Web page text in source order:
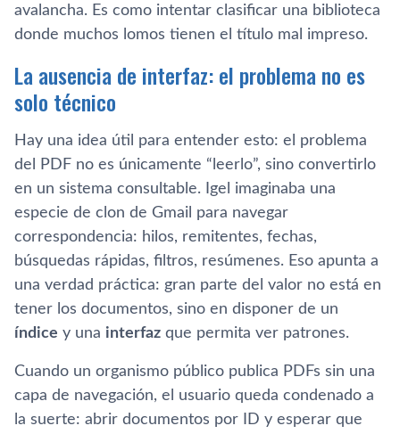
avalancha. Es como intentar clasificar una biblioteca
donde muchos lomos tienen el título mal impreso.
La ausencia de interfaz: el problema no es
solo técnico
Hay una idea útil para entender esto: el problema
del PDF no es únicamente “leerlo”, sino convertirlo
en un sistema consultable. Igel imaginaba una
especie de clon de Gmail para navegar
correspondencia: hilos, remitentes, fechas,
búsquedas rápidas, filtros, resúmenes. Eso apunta a
una verdad práctica: gran parte del valor no está en
tener los documentos, sino en disponer de un
índice y una interfaz que permita ver patrones.
Cuando un organismo público publica PDFs sin una
capa de navegación, el usuario queda condenado a
la suerte: abrir documentos por ID y esperar que